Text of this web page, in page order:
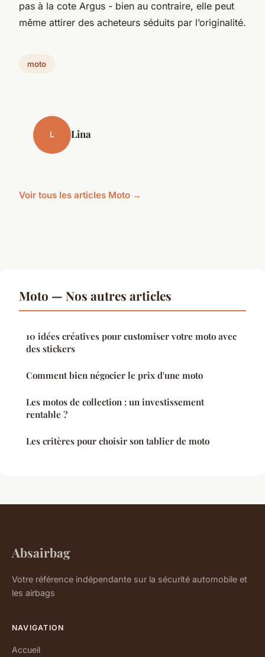
pas à la cote Argus - bien au contraire, elle peut
même attirer des acheteurs séduits par l’originalité.
moto
L Lina
Voir tous les articles Moto →
Moto — Nos autres articles
10 idées créatives pour customiser votre moto avec
des stickers
Comment bien négocier le prix d'une moto
Les motos de collection : un investissement
rentable ?
Les critères pour choisir son tablier de moto
Absairbag
Votre référence indépendante sur la sécurité automobile et
les airbags
NAVIGATION
Accueil